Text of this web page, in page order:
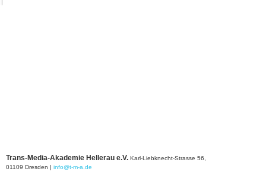
Trans-Media-Akademie Hellerau e.V. Karl-Liebknecht-Strasse 56,
01109 Dresden | info@t-m-a.de